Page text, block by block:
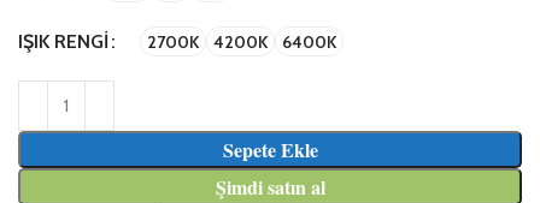
IŞIK RENGI 2700K 4200K 6400K
Sepete Ekle
Şimdi satın al